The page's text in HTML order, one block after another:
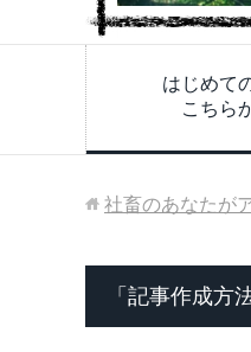
はじめて
こちら
社畜のあなたが
「記事作成方